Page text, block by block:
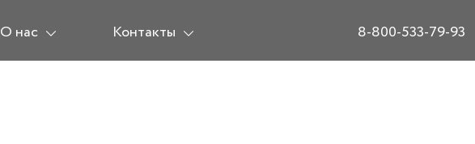
О нас Контакты 8-800-533-79-93